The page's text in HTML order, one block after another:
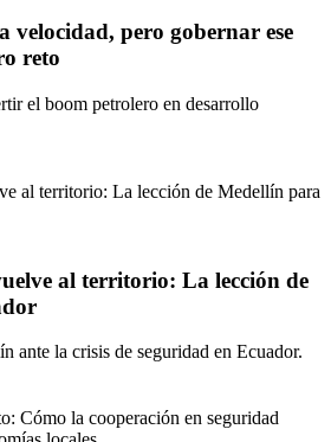
velocidad, pero gobernar ese
reto
el boom petrolero en desarrollo
al territorio: La lección de
ante la crisis de seguridad en Ecuador.